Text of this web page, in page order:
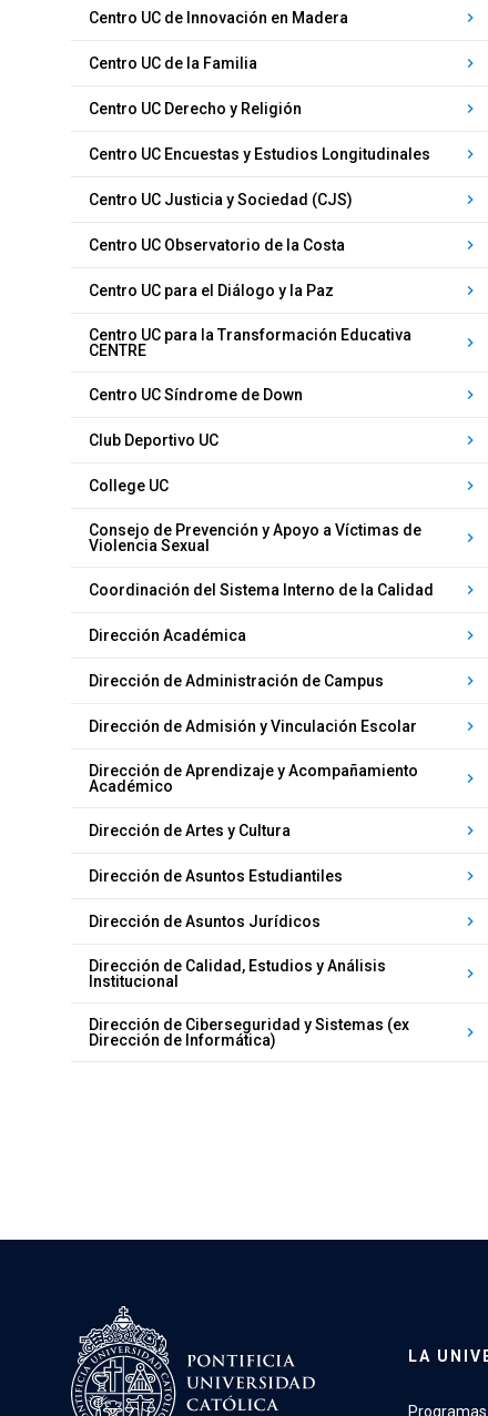
Centro UC de Innovación en Madera keyboard_arrow_right
Centro UC de la Familia keyboard_arrow_right
Centro UC Derecho y Religión keyboard_arrow_right
Centro UC Encuestas y Estudios Longitudinales keyboard_arrow_right
Centro UC Justicia y Sociedad (CJS) keyboard_arrow_right
Centro UC Observatorio de la Costa keyboard_arrow_right
Centro UC para el Diálogo y la Paz keyboard_arrow_right
Centro UC para la Transformación Educativa
CENTRE
keyboard_arrow_right
Centro UC Síndrome de Down keyboard_arrow_right
Club Deportivo UC keyboard_arrow_right
College UC keyboard_arrow_right
Consejo de Prevención y Apoyo a Víctimas de
Violencia Sexual
keyboard_arrow_right
Coordinación del Sistema Interno de la Calidad keyboard_arrow_right
Dirección Académica keyboard_arrow_right
Dirección de Administración de Campus keyboard_arrow_right
Dirección de Admisión y Vinculación Escolar keyboard_arrow_right
Dirección de Aprendizaje y Acompañamiento
Académico
keyboard_arrow_right
Dirección de Artes y Cultura keyboard_arrow_right
Dirección de Asuntos Estudiantiles keyboard_arrow_right
Dirección de Asuntos Jurídicos keyboard_arrow_right
Dirección de Calidad, Estudios y Análisis
Institucional
keyboard_arrow_right
Dirección de Ciberseguridad y Sistemas (ex
Dirección de Informática)
keyboard_arrow_right
LA